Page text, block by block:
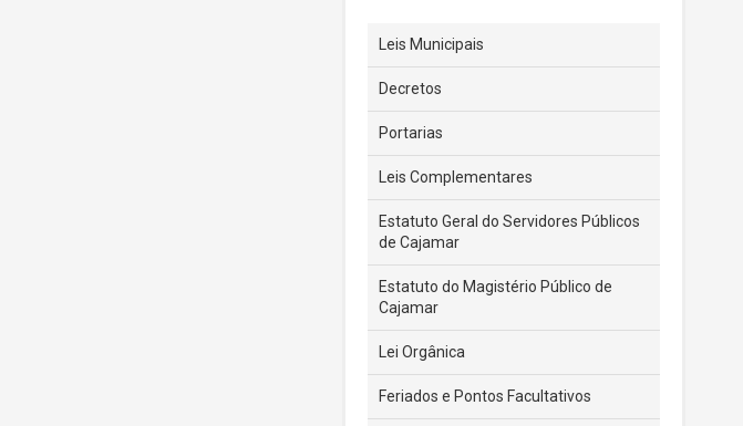
Leis Municipais
Decretos
Portarias
Leis Complementares
Estatuto Geral do Servidores Públicos
de Cajamar
Estatuto do Magistério Público de
Cajamar
Lei Orgânica
Feriados e Pontos Facultativos